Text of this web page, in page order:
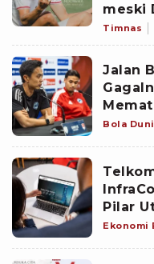
meski
Timnas
Jalan
Bola
Pilar
Ekonomi